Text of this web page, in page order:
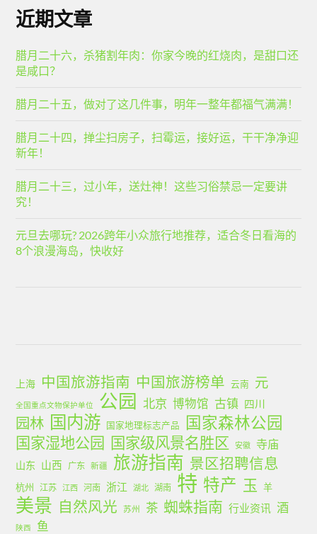
近期文章
腊月二十六，杀猪割年肉：你家今晚的红烧肉，是甜口还
是咸口？
腊月二十五，做对了这几件事，明年一整年都福气满满！
腊月二十四，掸尘扫房子，扫霉运，接好运，干干净净迎
新年！
腊月二十三，过小年，送灶神！这些习俗禁忌一定要讲
究！
元旦去哪玩? 2026跨年小众旅行地推荐，适合冬日看海的
8个浪漫海岛，快收好
上海 中国旅游指南 中国旅游榜单 云南 元
全国重点文物保护单位 公园 北京 博物馆 古镇 四川
园林 国内游 国家地理标志产品 国家森林公园
国家湿地公园 国家级风景名胜区 安徽 寺庙
山东 山西 广东 新疆 旅游指南 景区招聘信息
杭州 江苏 江西 河南 浙江 湖北 湖南 特 特产 玉 羊
美景 自然风光 苏州 茶 蜘蛛指南 行业资讯 酒
陕西 鱼